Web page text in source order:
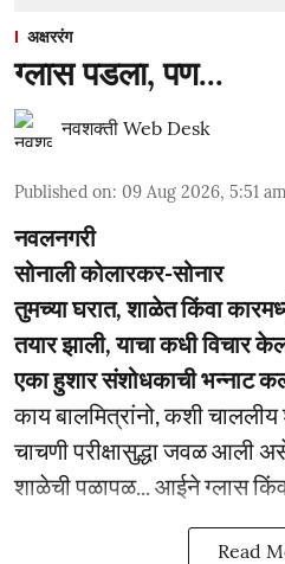
अक्षररंग
ग्लास पडला, पण...
नवशक्ती Web Desk
Published on: 09 Aug 2026, 5:51 am
नवलनगरी
सोनाली कोलारकर-सोनार
तुमच्या घरात, शाळेत किंवा
तयार झाली, याचा कधी विचार
एका हुशार संशोधकाची भन्नाट
काय बालमित्रांनो, कशी
चाचणी परीक्षासुद्धा जवळ आली
शाळेची पळापळ... आईने ग्लास
Read